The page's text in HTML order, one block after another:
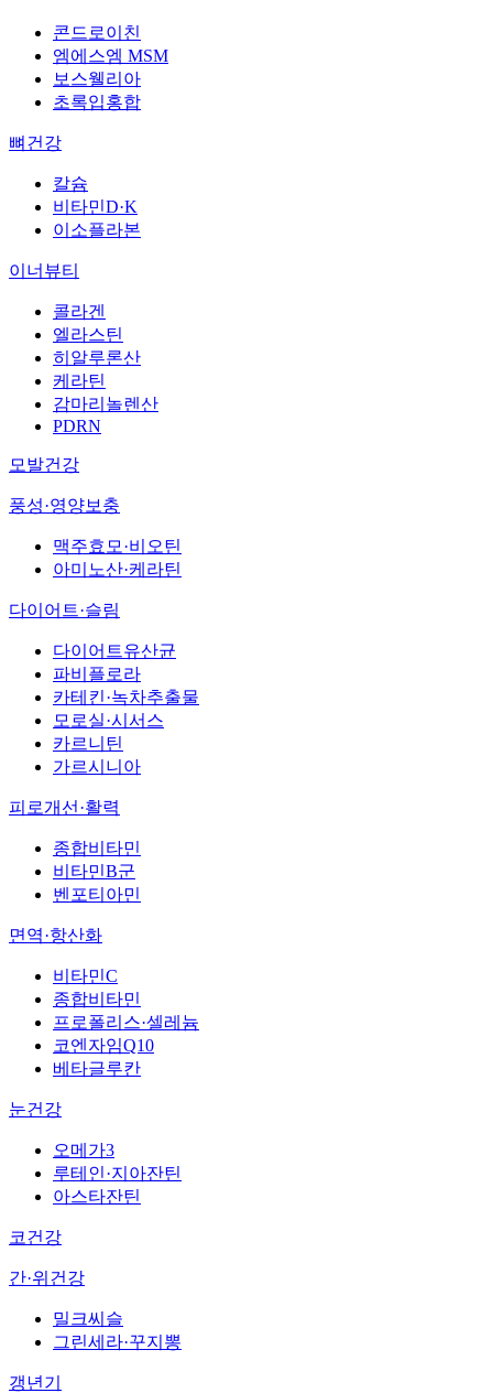
콘드로이친
엠에스엠 MSM
보스웰리아
초록입홍합
뼈건강
칼슘
비타민D·K
이소플라본
이너뷰티
콜라겐
엘라스틴
히알루론산
케라틴
감마리놀렌산
PDRN
모발건강
풍성·영양보충
맥주효모·비오틴
아미노산·케라틴
다이어트·슬림
다이어트유산균
파비플로라
카테킨·녹차추출물
모로실·시서스
카르니틴
가르시니아
피로개선·활력
종합비타민
비타민B군
벤포티아민
면역·항산화
비타민C
종합비타민
프로폴리스·셀레늄
코엔자임Q10
베타글루칸
눈건강
오메가3
루테인·지아잔틴
아스타잔틴
코건강
간·위건강
밀크씨슬
그린세라·꾸지뽕
갱년기